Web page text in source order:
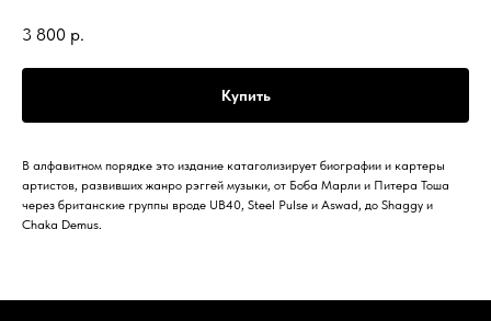
3 800 р.
Купить
В алфавитном порядке это издание катаголизирует биографии и картеры
артистов, развивших жанро рэггей музыки, от Боба Марли и Питера Тоша
через британские группы вроде UB40, Steel Pulse и Aswad, до Shaggy и
Chaka Demus.